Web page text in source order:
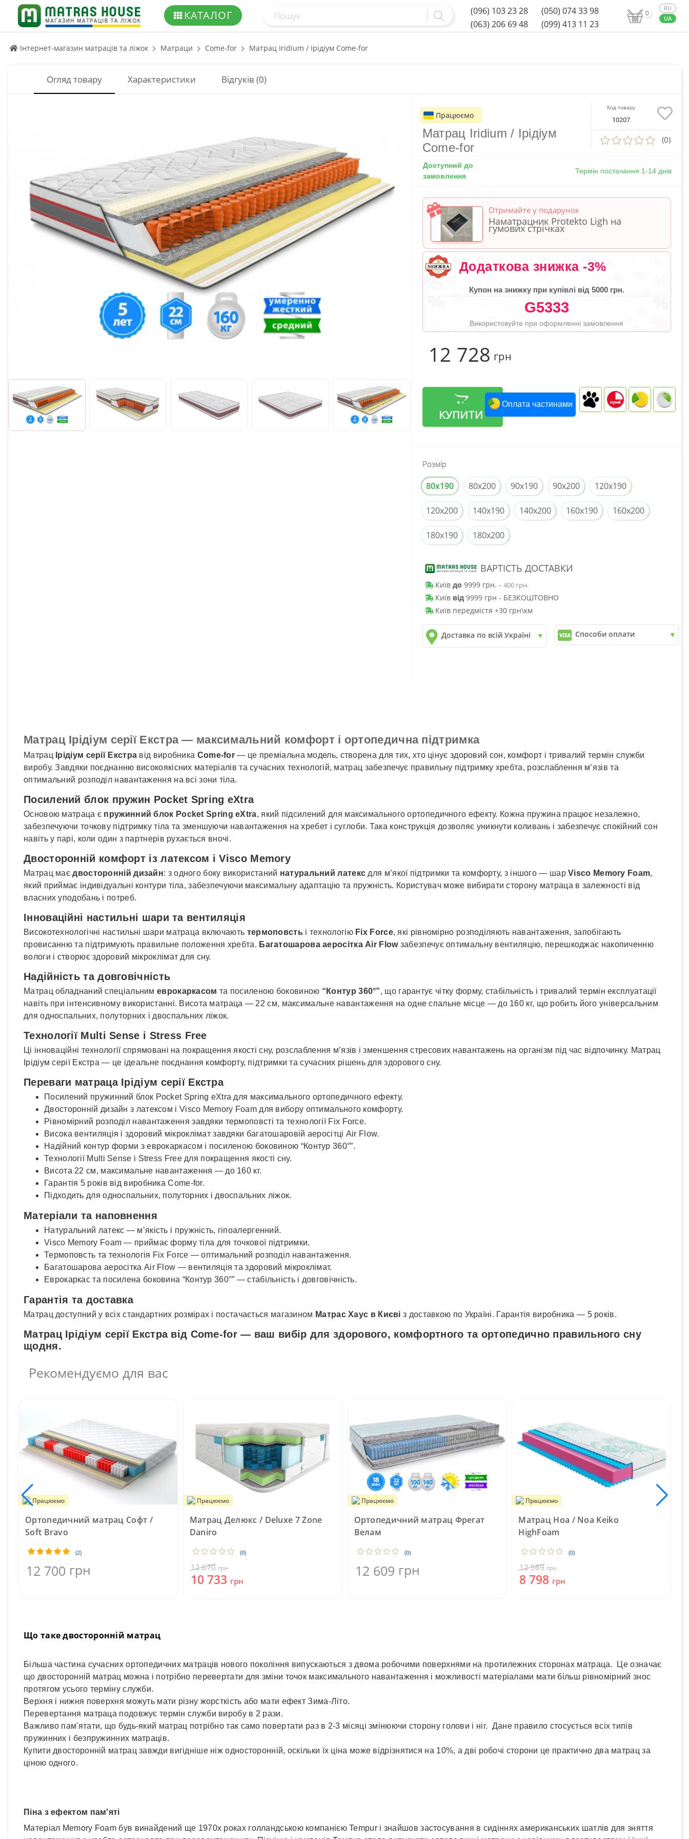
КАТАЛОГ (096) 103 23 28
(050) 074 33 98
(063) 206 69 48
(099) 413 11 23
0
Інтернет-магазин матраців та ліжок Матраци Come-for Матрац Iridium / Ірідіум Come-for
Огляд товару Характеристики Відгуків (0)
Працюємо
Матрац Iridium / Ірідіум
Come-for
Код товару
10207
(0)
Доступний до
замовлення
Термін постачання 1-14 днів
Отримайте у подарунок
Наматрацник Protekto Ligh на
гумових стрічках
Додаткова знижка -3%
Купон на знижку при купівлі від 5000 грн.
G5333
Використовуйте при оформленні замовлення
12 728грн
КУПИТИ
Оплата частинами
Розмір
80x190 80x200 90x190 90x200 120x190
120x200 140x190 140x200 160x190 160x200
180x190 180x200
ВАРТІСТЬ ДОСТАВКИ
Київ до 9999 грн. - 400 грн.
Київ від9999 грн - БЕЗКОШТОВНО
Київ передмістя +30 грн\км
Доставка по всій Україні Способи оплати
Матрац Ірідіум серії Екстра — максимальний комфорт і ортопедична підтримка
Матрац Ірідіум серії Екстра від виробника Come-for — це преміальна модель, створена для тих, хто цінує здоровий сон, комфорт і тривалий термін служби
виробу. Завдяки поєднанню високоякісних матеріалів та сучасних технологій, матрац забезпечує правильну підтримку хребта, розслаблення м’язів та
оптимальний розподіл навантаження на всі зони тіла.
Посилений блок пружин Pocket Spring eXtra
Основою матраца є пружинний блок Pocket Spring eXtra, який підсилений для максимального ортопедичного ефекту. Кожна пружина працює незалежно,
забезпечуючи точкову підтримку тіла та зменшуючи навантаження на хребет і суглоби. Така конструкція дозволяє уникнути коливань і забезпечує спокійний сон
навіть у парі, коли один з партнерів рухається вночі.
Двосторонній комфорт із латексом і Visco Memory
Матрац маєдвосторонній дизайн: з одного боку використаний натуральний латекс для м’якої підтримки та комфорту, з іншого — шарVisco Memory Foam,
який приймає індивідуальні контури тіла, забезпечуючи максимальну адаптацію та пружність. Користувач може вибирати сторону матраца в залежності від
власних уподобань і потреб.
Інноваційні настильні шари та вентиляція
Високотехнологічні настильні шари матраца включають термоповстьі технологію Fix Force, які рівномірно розподіляють навантаження, запобігають
провисанню та підтримують правильне положення хребта. Багатошарова аеросітка Air Flowзабезпечує оптимальну вентиляцію, перешкоджає накопиченню
вологи і створює здоровий мікроклімат для сну.
Надійність та довговічність
Матрац обладнаний спеціальним еврокаркасом та посиленою боковиною “Контур 360°”, що гарантує чітку форму, стабільність і тривалий термін експлуатації
навіть при інтенсивному використанні. Висота матраца — 22 см, максимальне навантаження на одне спальне місце — до 160 кг, що робить його універсальним
для односпальних, полуторних і двоспальних ліжок.
Технології Multi Sense і Stress Free
Ці інноваційні технології спрямовані на покращення якості сну, розслаблення м’язів і зменшення стресових навантажень на організм під час відпочинку. Матрац
Ірідіум серії Екстра — це ідеальне поєднання комфорту, підтримки та сучасних рішень для здорового сну.
Переваги матраца Ірідіум серії Екстра
Посилений пружинний блок Pocket Spring eXtra для максимального ортопедичного ефекту.
Двосторонній дизайн з латексом і Visco Memory Foam для вибору оптимального комфорту.
Рівномірний розподіл навантаження завдяки термоповсті та технології Fix Force.
Висока вентиляція і здоровий мікроклімат завдяки багатошаровій аеросітці Air Flow.
Надійний контур форми з еврокаркасом і посиленою боковиною “Контур 360°”.
Технології Multi Sense і Stress Free для покращення якості сну.
Висота 22 см, максимальне навантаження — до 160 кг.
Гарантія 5 років від виробника Come-for.
Підходить для односпальних, полуторних і двоспальних ліжок.
Матеріали та наповнення
Натуральний латекс — м’якість і пружність, гіпоалергенний.
Visco Memory Foam — приймає форму тіла для точкової підтримки.
Термоповсть та технологія Fix Force — оптимальний розподіл навантаження.
Багатошарова аеросітка Air Flow — вентиляція та здоровий мікроклімат.
Еврокаркас та посилена боковина “Контур 360°” — стабільність і довговічність.
Гарантія та доставка
Матрац доступний у всіх стандартних розмірах і постачається магазином Матрас Хаус в Києві з доставкою по Україні. Гарантія виробника — 5 років.
Матрац Ірідіум серії Екстра від Come-for — ваш вибір для здорового, комфортного та ортопедично правильного сну
щодня.
Рекомендуємо для вас
Працюємо
Ортопедичний матрац Софт /
Soft Bravo
(2)
12 700 грн
Працюємо
Матрац Делюкс / Deluxe 7 Zone
Daniro
(0)
12 670 грн
10 733 грн
Працюємо
Ортопедичний матрац Фрегат
Велам
(0)
12 609 грн
Працюємо
Матрац Ноа / Noa Keiko
HighFoam
(0)
12 569 грн
8 798 грн
Що таке двосторонній матрац
Більша частина сучасних ортопедичних матраців нового покоління випускаються з двома робочими поверхнями на протилежних сторонах матраца. Це означає
що двосторонній матрац можна і потрібно перевертати для зміни точок максимального навантаження і можливості матеріалами мати більш рівномірний знос
протягом усього терміну служби.
Верхня і нижня поверхня можуть мати різну жорсткість або мати ефект Зима-Літо.
Перевертання матраца подовжує термін служби виробу в 2 рази.
Важливо пам'ятати, що будь-який матрац потрібно так само повертати раз в 2-3 місяці змінюючи сторону голови і ніг. Дане правило стосується всіх типів
пружинних і безпружинних матраців.
Купити двосторонній матрац завжди вигідніше ніж односторонній, оскільки їх ціна може відрізнятися на 10%, а дві робочі сторони це практично два матрац за
ціною одного.
Піна з ефектом пам'яті
Матеріал Memory Foam був винайдений ще 1970х роках голландською компанією Tempur і знайшов застосування в сидіннях американських шатлів для зняття